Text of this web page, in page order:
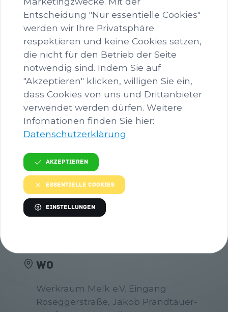
Verpflegung für den Nachmittag mit
(Wasserflasche, Snacks, Jause). Sollte doch
etwas dazwischen kommen, dann gib bitte
Bescheid, damit wir ein anderes Kind von der
Warteliste teilnehmen lassen können.
Jetzt Anmelden!
TERMINDETAILS
WO
Werkraum Melk e.V. Eingang
Roseggerstraße, Jakob Prandtauer-
Entscheidung "Nur essentielle Cookies"
werden wir Ihre Privatsphäre
respektieren und keine Cookies setzen,
die nicht für den Betrieb der Seite
notwendig sind. Indem Sie auf
"Akzeptieren" klicken, willigen Sie ein,
dass Cookies von uns und Drittanbieter
verwendet werden dürfen. Weitere
Infomationen finden Sie hier:
Datenschutzerklärung
Akzeptieren
Essentielle Cookies
Einstellungen